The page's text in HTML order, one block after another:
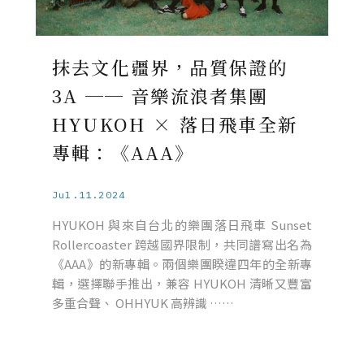
抹去文化疆界，品質保證的
3A ── 音樂流浪者集團
HYUKOH × 落日飛車全新
專輯：《AAA》
Jul.11.2024
HYUKOH 與來自台北的樂團落日飛車 Sunset
Rollercoaster 跨越國界限制，共同譜寫出名為
《AAA》的新專輯。兩個樂團睽違四年的全新專
輯，選擇聯手推出，兼容 HYUKOH 清晰又豐富
多重合聲、 OHHYUK 高辨識 ……